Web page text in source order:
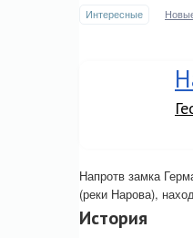
Интересные
Напротв замка
(реки Нарова),
История